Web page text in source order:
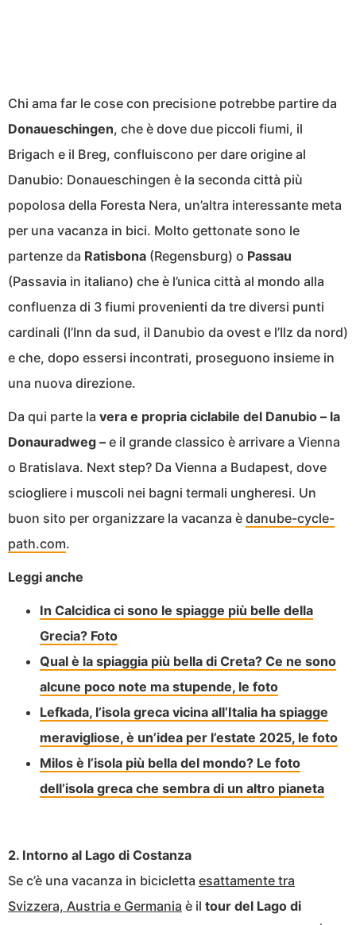
Chi ama far le cose con precisione potrebbe partire da
Donaueschingen, che è dove due piccoli fiumi, il
Brigach e il Breg, confluiscono per dare origine al
Danubio: Donaueschingen è la seconda città più
popolosa della Foresta Nera, un’altra interessante meta
per una vacanza in bici. Molto gettonate sono le
partenze da Ratisbona (Regensburg) o Passau
(Passavia in italiano) che è l’unica città al mondo alla
confluenza di 3 fiumi provenienti da tre diversi punti
cardinali (l’Inn da sud, il Danubio da ovest e l’Ilz da nord)
e che, dopo essersi incontrati, proseguono insieme in
una nuova direzione.
Da qui parte la vera e propria ciclabile del Danubio – la
Donauradweg – e il grande classico è arrivare a Vienna
o Bratislava. Next step? Da Vienna a Budapest, dove
sciogliere i muscoli nei bagni termali ungheresi. Un
buon sito per organizzare la vacanza è danube-cycle-
path.com.
Leggi anche
In Calcidica ci sono le spiagge più belle della
Grecia? Foto
Qual è la spiaggia più bella di Creta? Ce ne sono
alcune poco note ma stupende, le foto
Lefkada, l’isola greca vicina all’Italia ha spiagge
meravigliose, è un’idea per l’estate 2025, le foto
Milos è l’isola più bella del mondo? Le foto
dell’isola greca che sembra di un altro pianeta
2. Intorno al Lago di Costanza
Se c’è una vacanza in bicicletta esattamente tra
Svizzera, Austria e Germania è il tour del Lago di